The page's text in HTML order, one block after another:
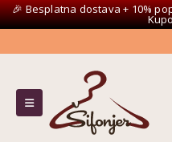
🎉 Besplatna dostava + 10%